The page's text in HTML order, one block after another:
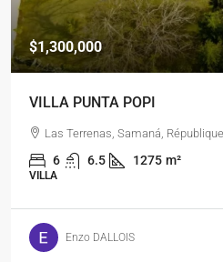
$1,300,000
VILLA PUNTA POPI
Las Terrenas, Samaná,
6 6.5 1275 m²
VILLA
Enzo DALLOIS